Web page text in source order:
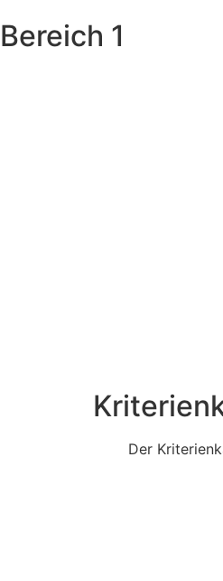
Bereich 1
Der